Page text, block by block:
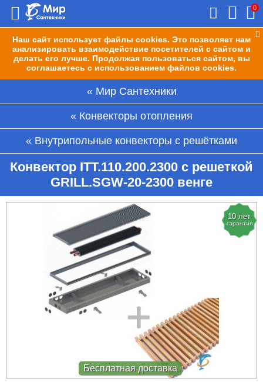
Наш сайт использует файлы cookies. Это позволяет нам
анализировать взаимодействие посетителей с сайтом и
делать его лучше. Продолжая пользоваться сайтом, вы
соглашаетесь с использованием файлов cookies.
0
Мир Сантехники
Конвекторы отопления
Внутрипольные конвекторы с решётками
Конвектор ITT.110.200.2300 с решеткой
GRILL.SGW-20-2300 венге
10 лет
гарантия
Бесплатная доставка